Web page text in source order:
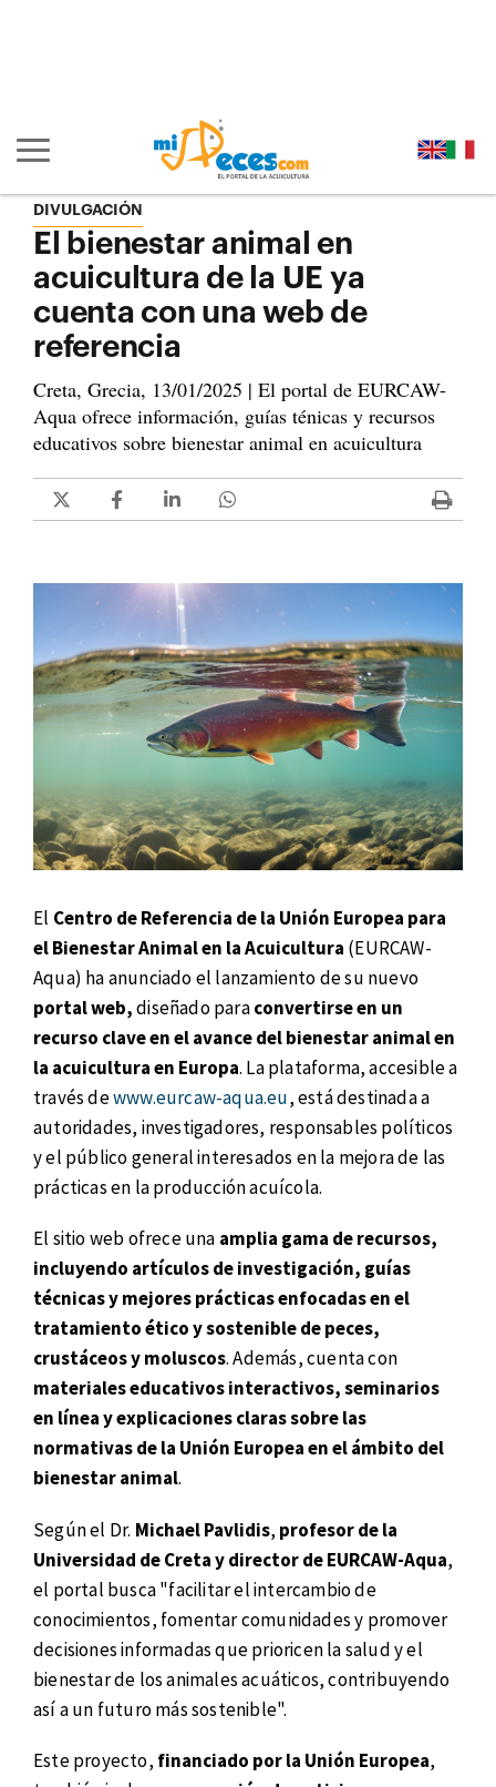
Mostrar/ocultar navegación principal
DIVULGACIÓN
El bienestar animal en
acuicultura de la UE ya
cuenta con una web de
referencia
Creta, Grecia, 13/01/2025 | El portal de EURCAW-
Aqua ofrece información, guías ténicas y recursos
educativos sobre bienestar animal en acuicultura
El Centro de Referencia de la Unión Europea para
el Bienestar Animal en la Acuicultura (EURCAW-
Aqua) ha anunciado el lanzamiento de su nuevo
portal web,diseñado paraconvertirse en un
recurso clave en el avance del bienestar animal en
la acuicultura en Europa. La plataforma, accesible a
través dewww.eurcaw-aqua.eu, está destinada a
autoridades, investigadores, responsables políticos
y el público general interesados en la mejora de las
prácticas en la producción acuícola.
El sitio web ofrece una amplia gama de recursos,
incluyendo artículos de investigación, guías
técnicas y mejores prácticas enfocadas en el
tratamiento ético y sostenible de peces,
crustáceos y moluscos. Además, cuenta con
materiales educativos interactivos, seminarios
en línea y explicaciones claras sobre las
normativas de la Unión Europea en el ámbito del
bienestar animal.
Según el Dr. Michael Pavlidis, profesor de la
Universidad de Creta y director de EURCAW-Aqua,
el portal busca "facilitar el intercambio de
conocimientos, fomentar comunidades y promover
decisiones informadas que prioricen la salud y el
bienestar de los animales acuáticos, contribuyendo
así a un futuro más sostenible".
Este proyecto, financiado por la Unión Europea,